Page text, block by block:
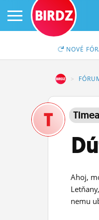
PRIHLÁS SA
ČINŽIAK
FÓRUM
STATUSY
BLOGY
BIRDZ
NOVÉ
Ahoj,
nemu